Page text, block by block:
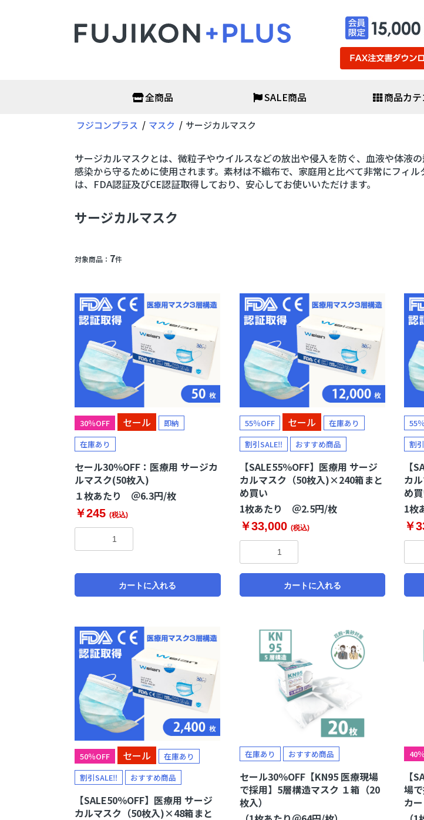
全商品 SALE商品 商品カテ
オフィス・店舗
サーモグラフィーカメラ
アルコールチェッカー
二酸化炭素濃度測定器
パーテーション
衛生・医療用品
PCR検査キット
がん検査キット
アルコール
次亜塩素酸水
防災
非常
救助用
空調・季節家電
ペットクーラー
加湿器
フジコンプラス マスク サージカルマスク
サージカルマスクとは、微粒子やウイルスなどの放出や侵入を防ぐ、血液や体液
感染から守るために使用されます。素材は不織布で、家庭用と比べて非常にフィ
は、 FDA認証及びCE認証取得しており、安心してお使いいただけます。
サージカルマスク
対象商品： 7件
30％OFF セール
即納
在庫あり
セール30％OFF：医療用 サージカ
ルマスク(50枚入)
１枚あたり ＠6.3円/枚
￥245 (税込)
カートに入れる
55％OFF セール
在庫あり
割引SALE‼
おすすめ商品
【SALE55％OFF】医療用 サージ
カルマスク（50枚入)×240箱まと
め買い
1枚あたり ＠2.5円/枚
￥33,000 (税込)
カートに入れる
55
割
【
カ
め
1枚
￥
50％OFF セール
在庫あり
割引SALE‼
おすすめ商品
【SALE50％OFF】医療用 サージ
カルマスク（50枚入)×48箱まと
在庫あり おすすめ商品
セール30％OFF【KN95 医療現場
で採用】5層構造マスク １箱（20
枚入）
40
【
場
カ
お買い物を続ける